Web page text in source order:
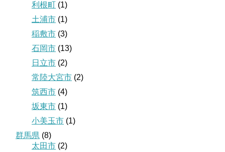
利根町
(1)
土浦市 (1)
稲敷市 (3)
石岡市 (13)
日立市 (2)
常陸大宮市 (2)
筑西市 (4)
坂東市 (1)
小美玉市 (1)
群馬県 (8)
太田市 (2)